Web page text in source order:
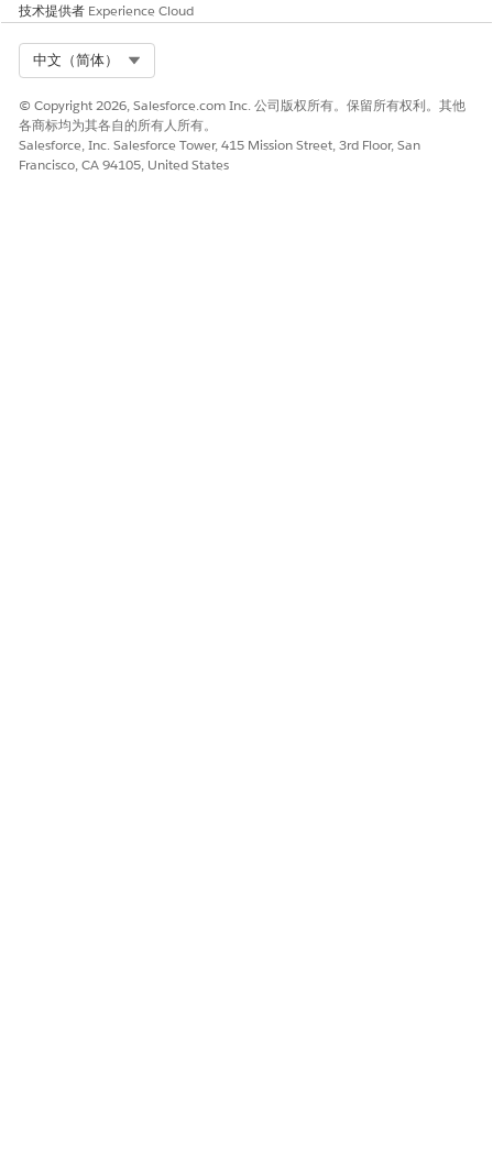
技术提供者 Experience Cloud
中文（简体）
© Copyright 2026, Salesforce.com Inc. 公司版权所有。保留所有权利。其他
各商标均为其各自的所有人所有。
Salesforce, Inc. Salesforce Tower, 415 Mission Street, 3rd Floor, San
Francisco, CA 94105, United States